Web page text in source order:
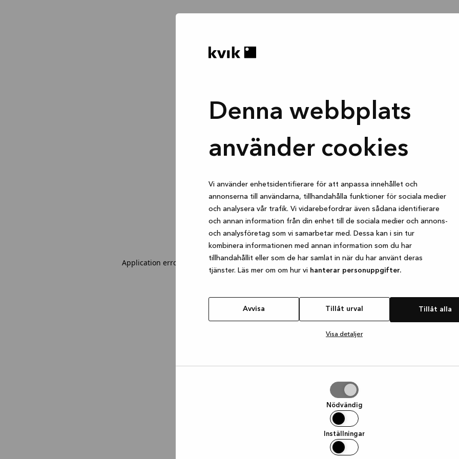
Denna webbplats
använder cookies
Vi använder enhetsidentifierare för att anpassa innehållet och
annonserna till användarna, tillhandahålla funktioner för sociala medier
och analysera vår trafik. Vi vidarebefordrar även sådana identifierare
och annan information från din enhet till de sociala medier och annons-
och analysföretag som vi samarbetar med. Dessa kan i sin tur
kombinera informationen med annan information som du har
tillhandahållit eller som de har samlat in när du har använt deras
tjänster. Läs mer om om hur vi hanterar personuppgifter.
Avvisa Tillåt urval Tillåt alla
Visa detaljer
Nödvändig
Inställningar
Application error: a client-side exception has occurred while loadingwww.kvik.se (see the